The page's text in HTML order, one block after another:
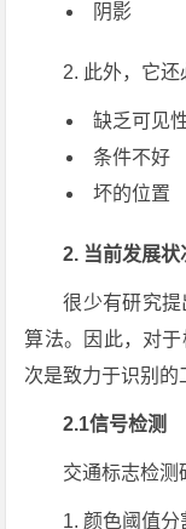
阴影
2. 此外，它
缺乏可见
条件不好
坏的位置
2. 当前发展状
很少有研究
算法。因此，对
次是致力于识别的
2.1信号检测
交通标志检测
1. 颜色阈值分